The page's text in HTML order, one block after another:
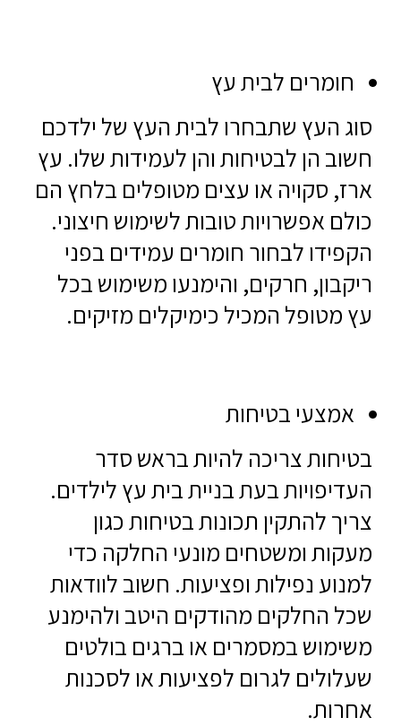
חומרים לבית עץ
סוג העץ שתבחרו לבית העץ של ילדכם
חשוב הן לבטיחות והן לעמידות שלו. עץ
ארז, סקויה או עצים מטופלים בלחץ הם
כולם אפשרויות טובות לשימוש חיצוני.
הקפידו לבחור חומרים עמידים בפני
ריקבון, חרקים, והימנעו משימוש בכל
עץ מטופל המכיל כימיקלים מזיקים.
אמצעי בטיחות
בטיחות צריכה להיות בראש סדר
העדיפויות בעת בניית בית עץ לילדים.
צריך להתקין תכונות בטיחות כגון
מעקות ומשטחים מונעי החלקה כדי
למנוע נפילות ופציעות. חשוב לוודאות
שכל החלקים מהודקים היטב ולהימנע
משימוש במסמרים או ברגים בולטים
שעלולים לגרום לפציעות או לסכנות
אחרות.